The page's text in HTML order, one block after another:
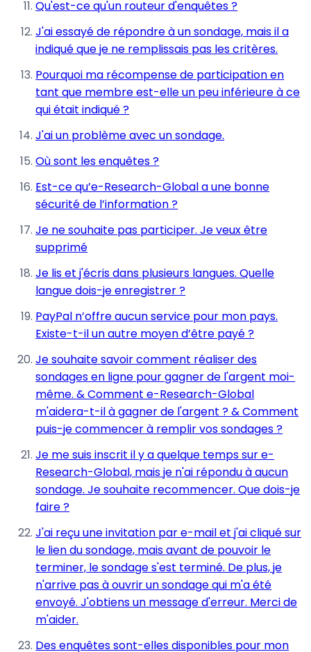
Qu'est-ce qu'un routeur d'enquêtes ?
J'ai essayé de répondre à un sondage, mais il a
indiqué que je ne remplissais pas les critères.
Pourquoi ma récompense de participation en
tant que membre est-elle un peu inférieure à ce
qui était indiqué ?
J'ai un problème avec un sondage.
Où sont les enquêtes ?
Est-ce qu’e-Research-Global a une bonne
sécurité de l’information ?
Je ne souhaite pas participer. Je veux être
supprimé
Je lis et j'écris dans plusieurs langues. Quelle
langue dois-je enregistrer ?
PayPal n’offre aucun service pour mon pays.
Existe-t-il un autre moyen d’être payé ?
Je souhaite savoir comment réaliser des
sondages en ligne pour gagner de l'argent moi-
même. & Comment e-Research-Global
m'aidera-t-il à gagner de l'argent ? & Comment
puis-je commencer à remplir vos sondages ?
Je me suis inscrit il y a quelque temps sur e-
Research-Global, mais je n'ai répondu à aucun
sondage. Je souhaite recommencer. Que dois-je
faire ?
J'ai reçu une invitation par e-mail et j'ai cliqué sur
le lien du sondage, mais avant de pouvoir le
terminer, le sondage s'est terminé. De plus, je
n'arrive pas à ouvrir un sondage qui m'a été
envoyé. J'obtiens un message d'erreur. Merci de
m'aider.
Des enquêtes sont-elles disponibles pour mon